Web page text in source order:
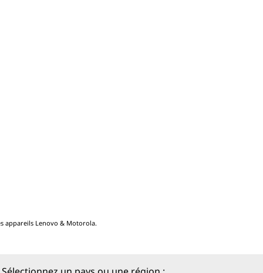
appareils Lenovo & Motorola.